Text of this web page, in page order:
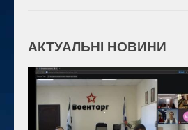
АКТУАЛЬНІ НОВИНИ